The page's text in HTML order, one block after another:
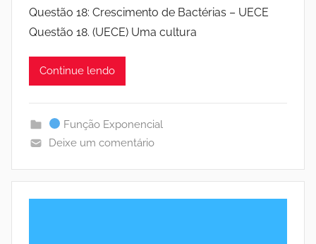
Questão 18: Crescimento de Bactérias – UECE
Questão 18. (UECE) Uma cultura
Continue lendo
Função Exponencial
Deixe um comentário